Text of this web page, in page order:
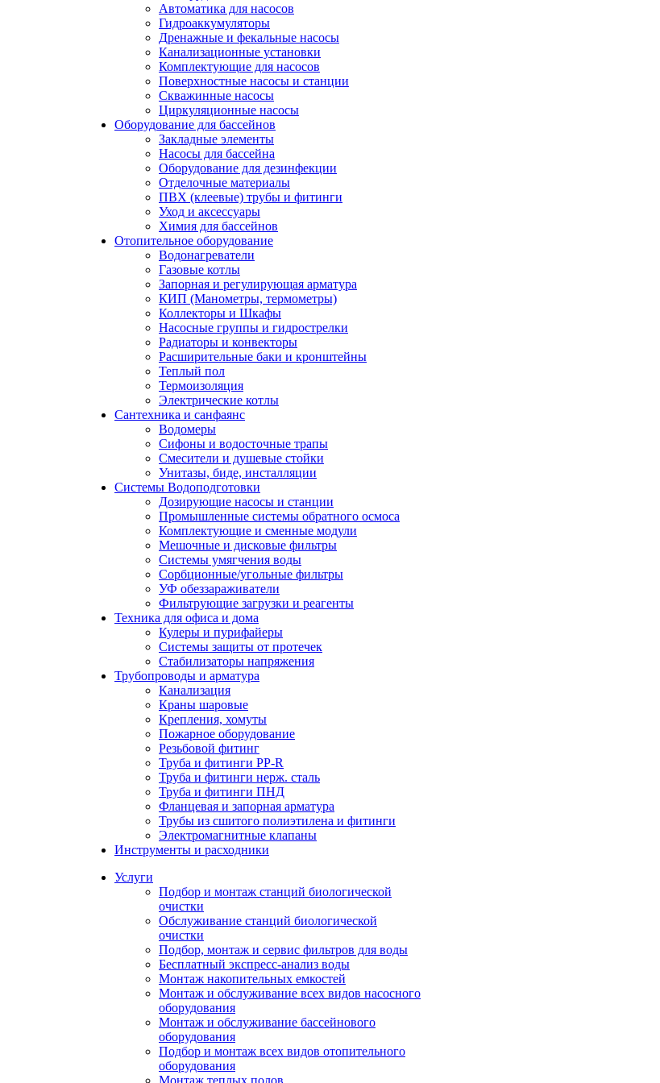
Автоматика для насосов
Гидроаккумуляторы
Дренажные и фекальные насосы
Канализационные установки
Комплектующие для насосов
Поверхностные насосы и станции
Скважинные насосы
Циркуляционные насосы
Оборудование для бассейнов
Закладные элементы
Насосы для бассейна
Оборудование для дезинфекции
Отделочные материалы
ПВХ (клеевые) трубы и фитинги
Уход и аксессуары
Химия для бассейнов
Отопительное оборудование
Водонагреватели
Газовые котлы
Запорная и регулирующая арматура
КИП (Манометры, термометры)
Коллекторы и Шкафы
Насосные группы и гидрострелки
Радиаторы и конвекторы
Расширительные баки и кронштейны
Теплый пол
Термоизоляция
Электрические котлы
Сантехника и санфаянс
Водомеры
Сифоны и водосточные трапы
Смесители и душевые стойки
Унитазы, биде, инсталляции
Системы Водоподготовки
Дозирующие насосы и станции
Промышленные системы обратного осмоса
Комплектующие и сменные модули
Мешочные и дисковые фильтры
Системы умягчения воды
Сорбционные/угольные фильтры
УФ обеззараживатели
Фильтрующие загрузки и реагенты
Техника для офиса и дома
Кулеры и пурифайеры
Системы защиты от протечек
Стабилизаторы напряжения
Трубопроводы и арматура
Канализация
Краны шаровые
Крепления, хомуты
Пожарное оборудование
Резьбовой фитинг
Труба и фитинги PP-R
Труба и фитинги нерж. сталь
Труба и фитинги ПНД
Фланцевая и запорная арматура
Трубы из сшитого полиэтилена и фитинги
Электромагнитные клапаны
Инструменты и расходники
Услуги
Подбор и монтаж станций биологической
очистки
Обслуживание станций биологической
очистки
Подбор, монтаж и сервис фильтров для воды
Бесплатный экспресс-анализ воды
Монтаж накопительных емкостей
Монтаж и обслуживание всех видов насосного
оборудования
Монтаж и обслуживание бассейнового
оборудования
Подбор и монтаж всех видов отопительного
оборудования
Монтаж теплых полов